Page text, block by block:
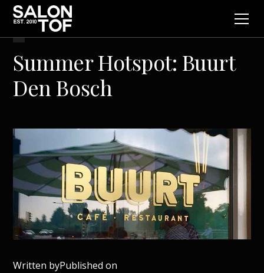
Summer Hotspot: Buurt
Den Bosch
Written byPublished on